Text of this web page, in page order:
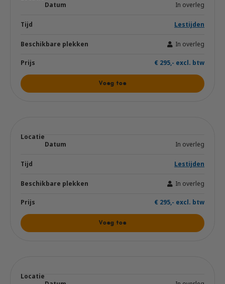
In overleg
Lestijden
In overleg
€ 295,- excl. btw
Voeg toe
In overleg
Lestijden
In overleg
€ 295,- excl. btw
Voeg toe